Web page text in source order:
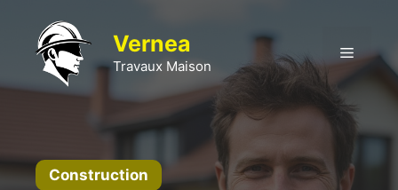
contenu
Vernea
Travaux Maison
Menu
Construction